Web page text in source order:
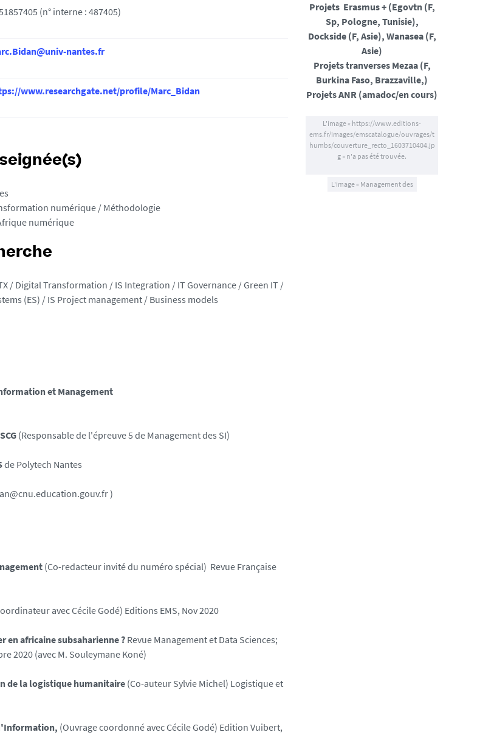
(n° interne : 487405)
nantes.fr
www.researchgate.net/profile/Marc_Bidan
numérique / Méthodologie
numérique
/ Digital Transformation / IS Integration / IT Governance / Green IT /
(ES) / IS Project management / Business models
et Management
(Responsable de l'épreuve 5 de Management des SI)
de Polytech Nantes
)
(Co-redacteur invité du numéro spécial) Revue Française
avec Cécile Godé) Editions EMS, Nov 2020
en africaine subsaharienne ? Revue Management et Data Sciences;
2020 (avec M. Souleymane Koné)
de la logistique humanitaire(Co-auteur Sylvie Michel) Logistique et
(Ouvrage coordonné avec Cécile Godé) Edition Vuibert,
Projets Erasmus + (Egovtn (F,
Sp, Pologne, Tunisie),
Dockside (F, Asie), Wanasea (F,
Asie)
Projets tranverses Mezaa (F,
Burkina Faso, Brazzaville,)
Projets ANR (amadoc/en cours)